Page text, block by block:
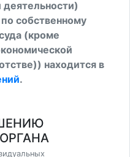
собственному
(кроме
находится в
.